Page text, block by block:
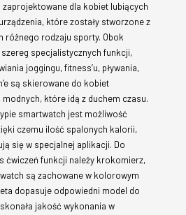
dla kobiet lubiących
które zostały stworzone z
różnego rodzaju sporty. Obok
specjalistycznych funkcji,
joggingu, fitness’u, pływania,
są skierowane do kobiet
które idą z duchem czasu.
smartwatch jest możliwość
czemu ilość spalonych kalorii,
się w specjalnej aplikacji. Do
ćwiczeń funkcji należy krokomierz,
są zachowane w kolorowym
dopasuje odpowiedni model do
jakość wykonania w